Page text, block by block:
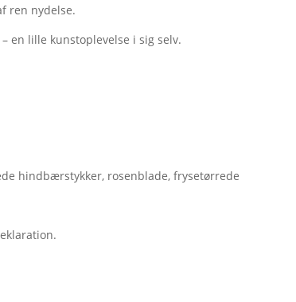
ren nydelse.
en lille kunstoplevelse i sig selv.
hindbærstykker, rosenblade, frysetørrede